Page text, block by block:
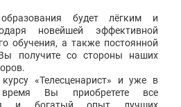
будет лёгким и
новейшей эффективной
обучения, а также постоянной
получите со стороны наших
«Телесценарист» и уже в
Вы приобретете все